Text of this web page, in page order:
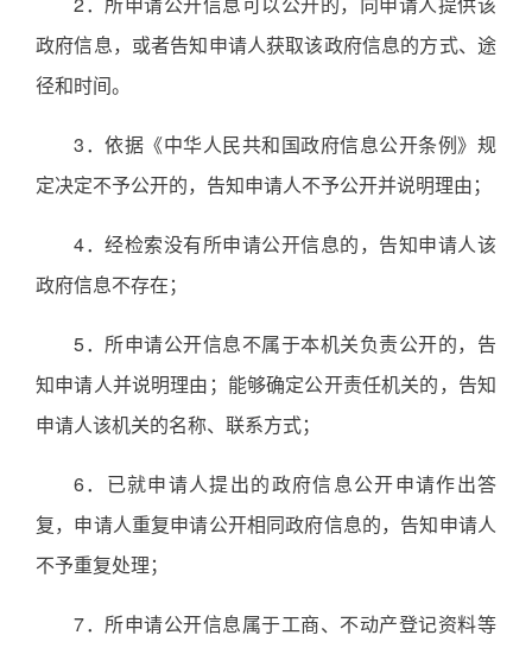
政府信息，或者告知申请人获取该政府信息的方式、途
径和时间。
3．依据《中华人民共和国政府信息公开条例》规
定决定不予公开的，告知申请人不予公开并说明理由；
4．经检索没有所申请公开信息的，告知申请人该
政府信息不存在；
5．所申请公开信息不属于本机关负责公开的，告
知申请人并说明理由；能够确定公开责任机关的，告知
申请人该机关的名称、联系方式；
6．已就申请人提出的政府信息公开申请作出答
复，申请人重复申请公开相同政府信息的，告知申请人
不予重复处理；
7．所申请公开信息属于工商、不动产登记资料等